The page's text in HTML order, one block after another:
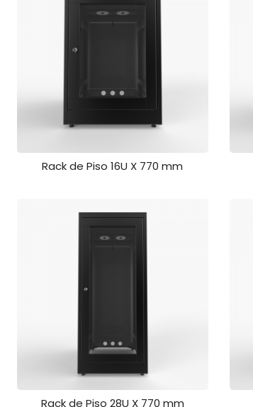
Rack de Piso 16U X 770 mm
Rack de Piso 28U X 770 mm